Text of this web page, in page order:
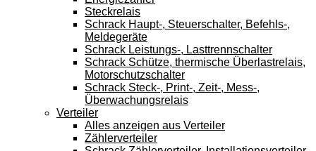
Steckrelais
Schrack Haupt-, Steuerschalter, Befehls-,
Meldegeräte
Schrack Leistungs-, Lasttrennschalter
Schrack Schütze, thermische Überlastrelais,
Motorschutzschalter
Schrack Steck-, Print-, Zeit-, Mess-,
Überwachungsrelais
Verteiler
Alles anzeigen aus Verteiler
Zählerverteiler